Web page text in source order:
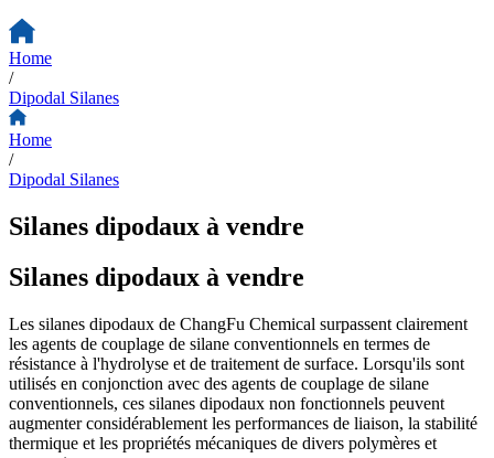
Home
/
Dipodal Silanes
Home
/
Dipodal Silanes
Silanes dipodaux à vendre
Silanes dipodaux à vendre
Les silanes dipodaux de ChangFu Chemical surpassent clairement
les agents de couplage de silane conventionnels en termes de
résistance à l'hydrolyse et de traitement de surface. Lorsqu'ils sont
utilisés en conjonction avec des agents de couplage de silane
conventionnels, ces silanes dipodaux non fonctionnels peuvent
augmenter considérablement les performances de liaison, la stabilité
thermique et les propriétés mécaniques de divers polymères et